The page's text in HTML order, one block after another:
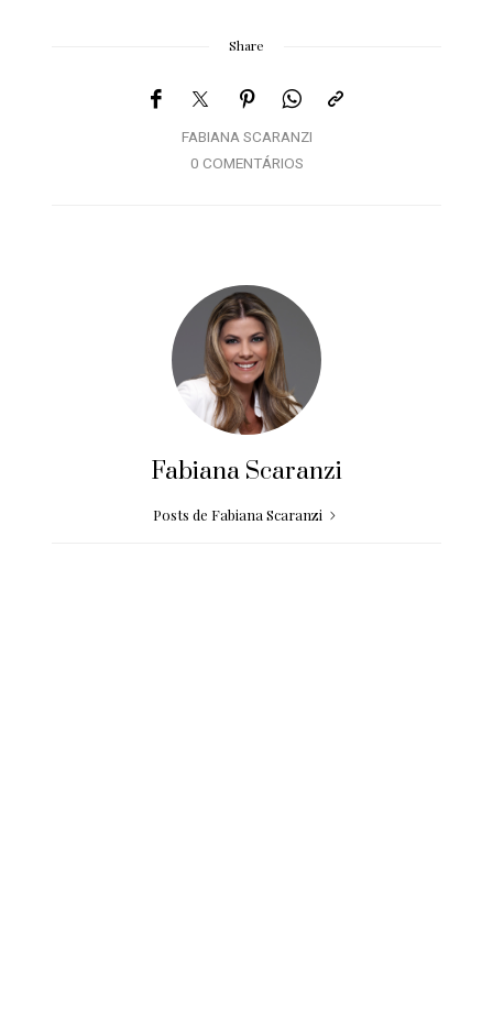
Share
FABIANA SCARANZI
0 COMENTÁRIOS
Fabiana Scaranzi
Posts de Fabiana Scaranzi